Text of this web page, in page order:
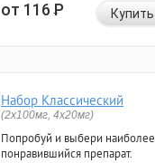
от 116Р Купить
Набор Классический
(2x100мг, 4x20мг)
Попробуй и выбери наиболее
понравившийся препарат.